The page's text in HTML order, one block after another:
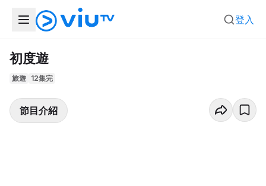
登入
初度遊
旅遊 12集完
節目介紹